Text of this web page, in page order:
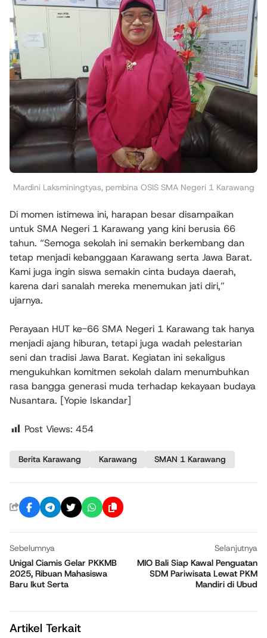
Mardini Laksminingtyas, pembina OSIS SMA Negeri 1 Karawang
Di momen istimewa ini, harapan besar disampaikan
untuk SMA Negeri 1 Karawang yang kini berusia 66
tahun. “Semoga sekolah ini semakin berkembang dan
tetap menjadi kebanggaan Karawang serta Jawa Barat.
Kami juga ingin siswa semakin cinta budaya daerah,
karena dari sanalah mereka menemukan jati diri,”
ujarnya.
Perayaan HUT ke-66 SMA Negeri 1 Karawang tak hanya
menjadi ajang hiburan, tetapi juga wadah pelestarian
seni dan tradisi Jawa Barat. Kegiatan ini sekaligus
mengukuhkan komitmen sekolah dalam menumbuhkan
rasa bangga generasi muda terhadap kekayaan budaya
Nusantara. [Yopie Iskandar]
Post Views: 454
Berita Karawang Karawang SMAN 1 Karawang
Sebelumnya
Unigal Ciamis Gelar PKKMB
2025, Ribuan Mahasiswa
Baru Ikut Serta
Selanjutnya
MIO Bali Siap Kawal Penguatan
SDM Pariwisata Lewat PKM
Mandiri di Ubud
Artikel Terkait